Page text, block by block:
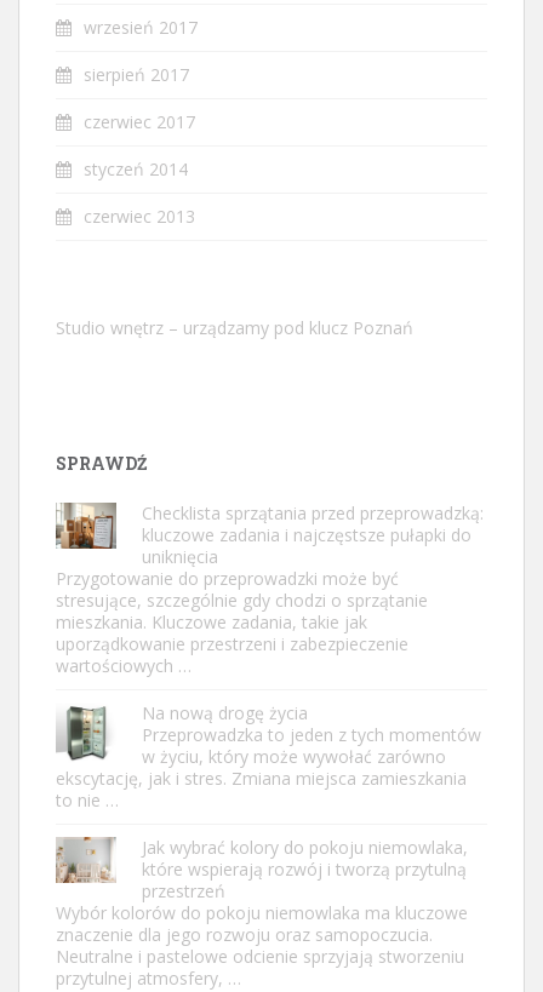
wrzesień 2017
sierpień 2017
czerwiec 2017
styczeń 2014
czerwiec 2013
Studio wnętrz – urządzamy pod klucz Poznań
SPRAWDŹ
Checklista sprzątania przed przeprowadzką:
kluczowe zadania i najczęstsze pułapki do
uniknięcia
Przygotowanie do przeprowadzki może być
stresujące, szczególnie gdy chodzi o sprzątanie
mieszkania. Kluczowe zadania, takie jak
uporządkowanie przestrzeni i zabezpieczenie
wartościowych …
Na nową drogę życia
Przeprowadzka to jeden z tych momentów
w życiu, który może wywołać zarówno
ekscytację, jak i stres. Zmiana miejsca zamieszkania
to nie …
Jak wybrać kolory do pokoju niemowlaka,
które wspierają rozwój i tworzą przytulną
przestrzeń
Wybór kolorów do pokoju niemowlaka ma kluczowe
znaczenie dla jego rozwoju oraz samopoczucia.
Neutralne i pastelowe odcienie sprzyjają stworzeniu
przytulnej atmosfery, …